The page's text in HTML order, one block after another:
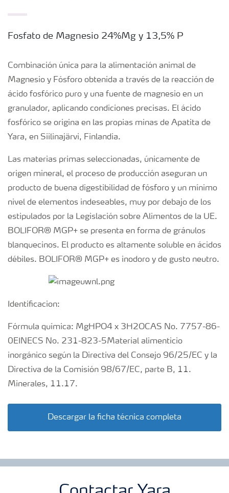
Fosfato de Magnesio 24%Mg y 13,5% P
Combinación única para la alimentación animal de
Magnesio y Fósforo obtenida a través de la reacción de
ácido fosfórico puro y una fuente de magnesio en un
granulador, aplicando condiciones precisas. El ácido
fosfórico se origina en las propias minas de Apatita de
Yara, en Siilinajärvi, Finlandia.
Las materias primas seleccionadas, únicamente de
origen mineral, el proceso de producción aseguran un
producto de buena digestibilidad de fósforo y un mínimo
nivel de elementos indeseables, muy por debajo de los
estipulados por la Legislación sobre Alimentos de la UE.
BOLIFOR® MGP+ se presenta en forma de gránulos
blanquecinos. El producto es altamente soluble en ácidos
débiles. BOLIFOR® MGP+ es inodoro y de gusto neutro.
Identificacion:
Fórmula química: MgHPO4 x 3H2OCAS No. 7757-86-
0EINECS No. 231-823-5Material alimenticio
inorgánico según la Directiva del Consejo 96/25/EC y la
Directiva de la Comisión 98/67/EC, parte B, 11.
Minerales, 11.17.
Descargar la ficha técnica completa